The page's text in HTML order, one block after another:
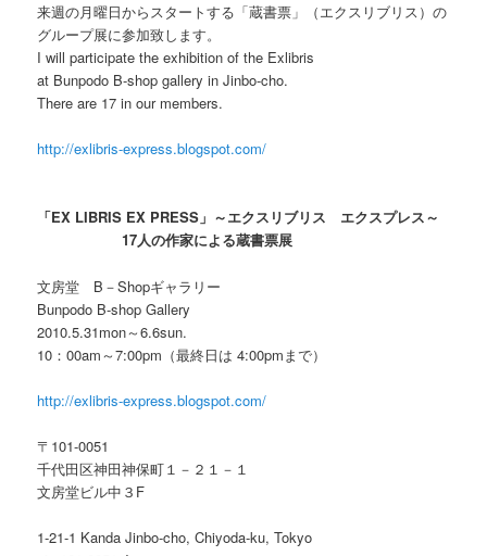
来週の月曜日からスタートする「蔵書票」（エクスリブリス）の
グループ展に参加致します。
I will participate the exhibition of the Exlibris
at Bunpodo B-shop gallery in Jinbo-cho.
There are 17 in our members.
http://exlibris-express.blogspot.com/
「EX LIBRIS EX PRESS」～エクスリブリス エクスプレス～
17人の作家による蔵書票展
文房堂 B－Shopギャラリー
Bunpodo B-shop Gallery
2010.5.31mon～6.6sun.
10：00am～7:00pm（最終日は 4:00pmまで）
http://exlibris-express.blogspot.com/
〒101-0051
千代田区神田神保町１－２１－１
文房堂ビル中３F
1-21-1 Kanda Jinbo-cho, Chiyoda-ku, Tokyo